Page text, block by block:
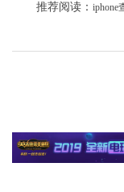
推荐阅读： iphone